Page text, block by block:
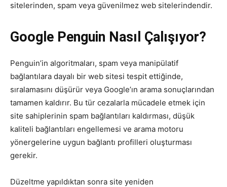
sitelerinden, spam veya güvenilmez web sitelerindendir.
Google Penguin Nasıl Çalışıyor?
Penguin’in algoritmaları, spam veya manipülatif
bağlantılara dayalı bir web sitesi tespit ettiğinde,
sıralamasını düşürür veya Google’ın arama sonuçlarından
tamamen kaldırır. Bu tür cezalarla mücadele etmek için
site sahiplerinin spam bağlantıları kaldırması, düşük
kaliteli bağlantıları engellemesi ve arama motoru
yönergelerine uygun bağlantı profilleri oluşturması
gerekir.
Düzeltme yapıldıktan sonra site yeniden